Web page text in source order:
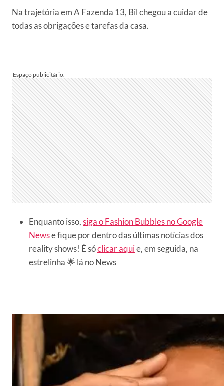
Na trajetória em A Fazenda 13, Bil chegou a cuidar de
todas as obrigações e tarefas da casa.
Enquanto isso,siga o Fashion Bubbles no Google
Newse fique por dentro das últimas notícias dos
reality shows! É sóclicar aquie, em seguida, na
estrelinha 🌟 lá no News